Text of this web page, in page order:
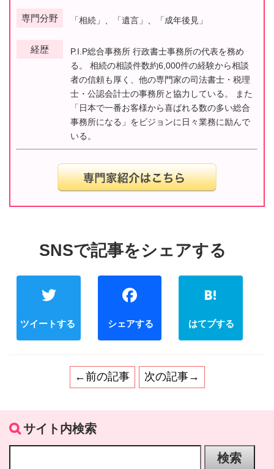
専門分野 「相続」、「遺言」、「成年後見」
経歴
P.I.P総合事務所 行政書士事務所の代表を務め
る。 相続の相談件数約6,000件の経験から相談
者の信頼も厚く、他の専門家の司法書士・税理
士・公認会計士の事務所と協力している。 また
「日本で一番お客様から喜ばれる数の多い総合
事務所になる」をビジョンに日々業務に励んで
いる。
Twitter Facebook
←前の記事 次の記事→
サイト内検索